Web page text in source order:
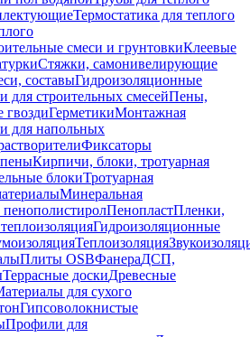
Термостатика для теплого
смеси и грунтовкиКлеевые
Стяжки, самонивелирующие
составыГидроизоляционные
для строительных смесейПены,
ГерметикиМонтажная
для напольных
Фиксаторы
Кирпичи, блоки, тротуарная
блокиТротуарная
Минеральная
ПенопластПленки,
Гидроизоляционные
Теплоизоляция
Плиты OSBФанераДСП,
Террасные доскиДревесные
для сухого
Гипсоволокнистые
Профили для